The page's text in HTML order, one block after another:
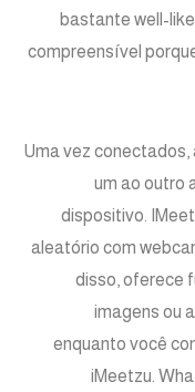
bastante well-
compreensível
Uma vez conectados,
um ao outro
dispositivo.
aleatório com
disso, oferece
imagens ou
enquanto você
iMeetzu.